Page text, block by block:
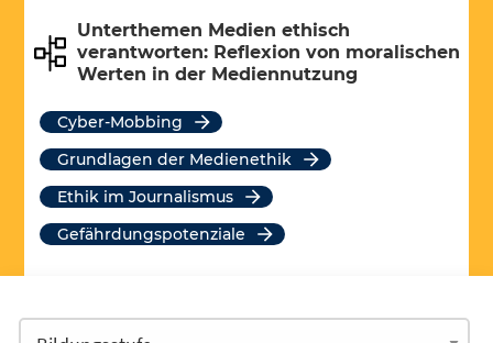
Unterthemen Medien ethisch
verantworten: Reflexion von moralischen
Werten in der Mediennutzung
Cyber-Mobbing
Grundlagen der Medienethik
Ethik im Journalismus
Gefährdungspotenziale